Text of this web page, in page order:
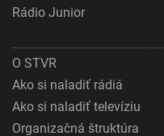
Rádio Junior
O STVR
Ako si naladiť rádiá
Ako si naladiť televíziu
Organizačná štruktúra